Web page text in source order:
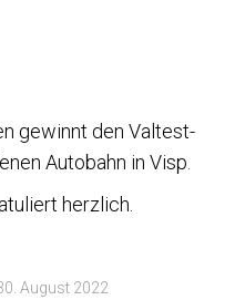
gewinnt den Valtest-
Autobahn in Visp.
herzlich.
August 2022